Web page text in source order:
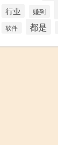
行业 赚到
软件 都是